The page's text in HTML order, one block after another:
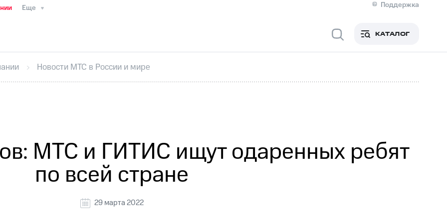
Еще
Поддержка
Медиа-центр
ИнтервьюФинансовая отчетностьКонтактыНовости в регионе
секретарьРаскрытие информации
кабинет акционераАкционерный капиталКонтроль и аудитРынок акций
КАТАЛОГ
Новости МТС в России и мире
МТС и ГИТИС ищут одаренных ребят
по всей стране
29 марта 2022